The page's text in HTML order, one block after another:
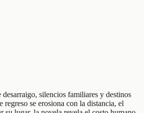
silencios familiares y destinos
se erosiona con la distancia, el